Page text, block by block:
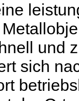
und
sich